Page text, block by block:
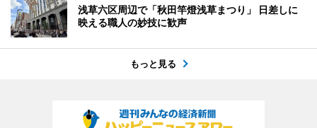
浅草六区周辺で「秋田竿燈浅草まつり」 日差しに
映える職人の妙技に歓声
もっと見る